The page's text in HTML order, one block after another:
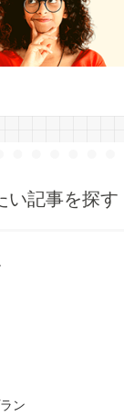
い記事を探す
ン